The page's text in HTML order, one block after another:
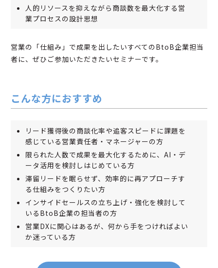
人的リソースを抑えながら商談数を最大化する営
業プロセスの設計思想
営業の「仕組み」で成果を出したいすべてのBtoB企業担当
者に、ぜひご参加いただきたいセミナーです。
こんな方におすすめ
リード獲得後の商談化率や追客スピードに課題を
感じている営業責任者・マネージャーの方
限られた人数で成果を最大化するために、AI・デ
ータ活用を検討しはじめている方
滞留リードを眠らせず、効率的に再アプローチす
る仕組みをつくりたい方
インサイドセールスの立ち上げ・強化を検討して
いるBtoB企業の担当者の方
営業DXに関心はあるが、何から手をつければよい
か迷っている方